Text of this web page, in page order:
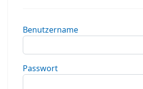
Benutzername
Passwort